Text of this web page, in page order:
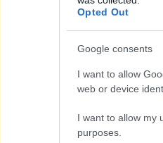
Opted Out
Google consents
I want to allow
web or device
I want to allow my
purposes.
prioritási
Nem több